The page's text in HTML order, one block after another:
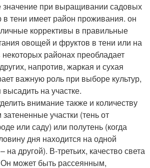
значение при выращивании садовых
в тени имеет район проживания. он
коррективы в правильные
овощей и фруктов в тени или на
районах преобладает
напротив, жаркая и сухая
важную роль при выборе культур,
на участке.
внимание также и количеству
участки (тень от
или саду) или полутень (когда
дня находится на одной
на другой). В-третьих, качество света
Он может быть рассеянным,